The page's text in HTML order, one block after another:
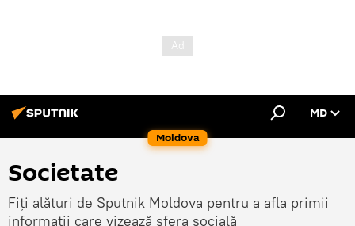
Moldova
MD
Societate
Fiți alături de Sputnik Moldova pentru a afla primii
informații care vizează sfera socială